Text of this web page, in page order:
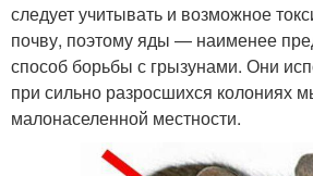
следует учитывать и возможное
почву, поэтому яды — наименее
способ борьбы с грызунами. Они
при сильно разросшихся колониях
малонаселенной местности.